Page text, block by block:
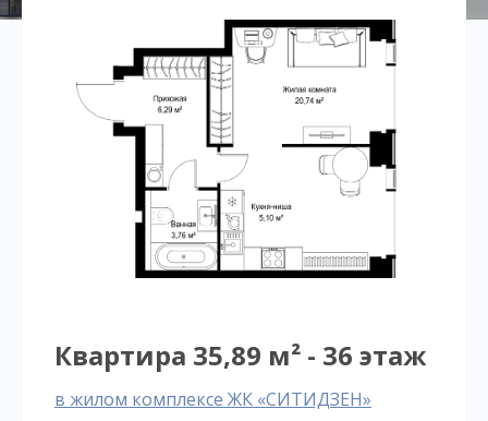
Квартира 35,89 м² - 36 этаж
в жилом комплексе ЖК «СИТИДЗЕН»